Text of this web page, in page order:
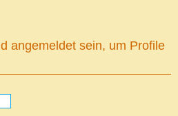
angemeldet sein, um Profile